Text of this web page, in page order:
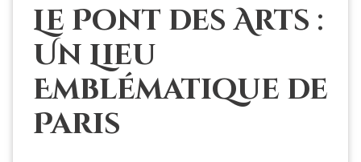
Le Pont des Arts :
Un Lieu
Emblématique de
Paris